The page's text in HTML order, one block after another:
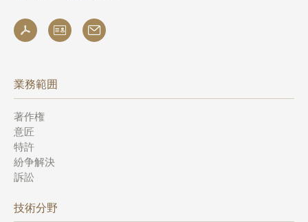
業務範囲
著作権
意匠
特許
紛争解決
訴訟
技術分野